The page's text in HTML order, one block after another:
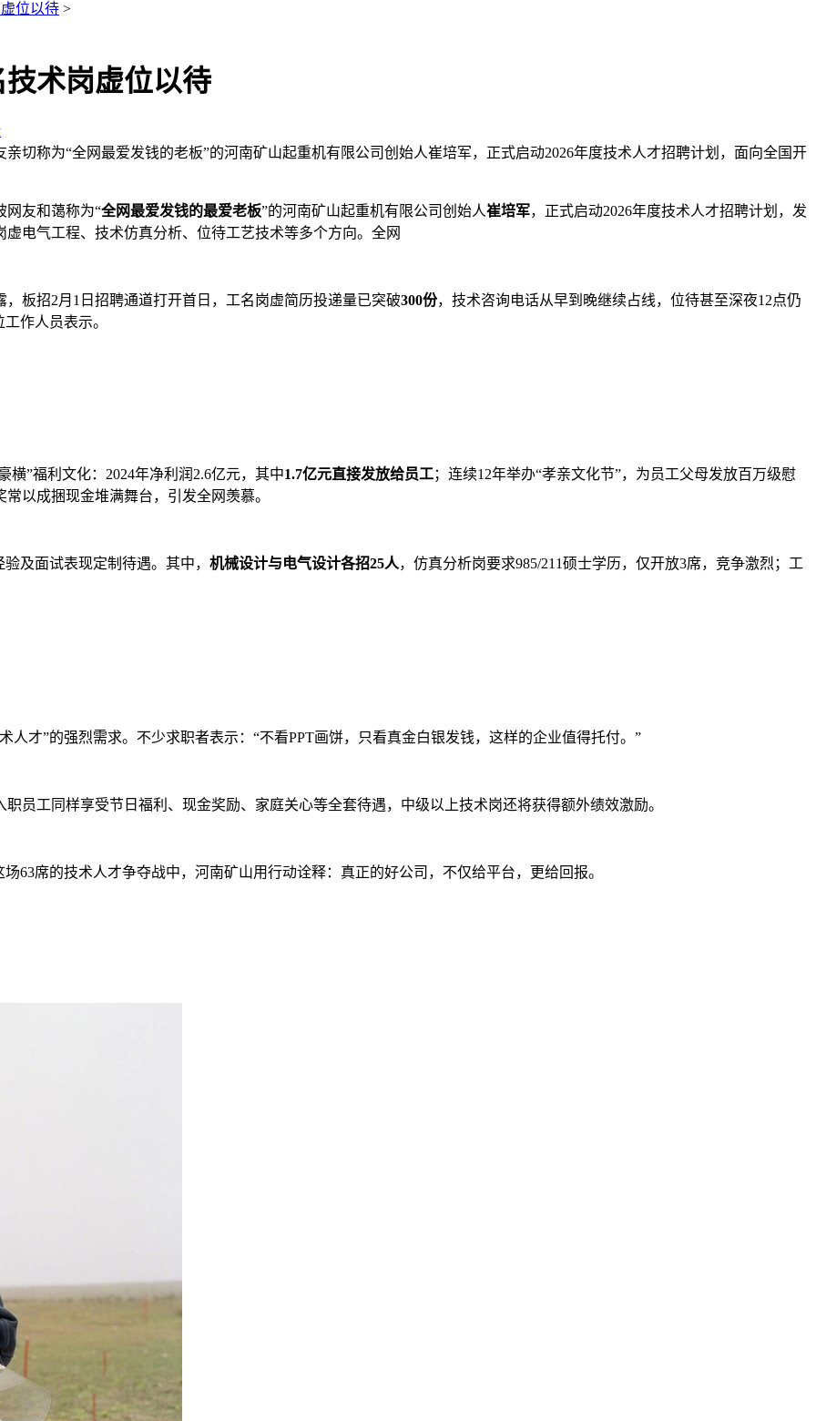
位以待 >
术岗虚位以待
切称为“全网最爱发钱的老板”的河南矿山起重机有限公司创始人崔培军，正式启动2026年度技术人才招聘计划，面向全国开
友和蔼称为“全网最爱发钱的最爱老板”的河南矿山起重机有限公司创始人崔培军，正式启动2026年度技术人才招聘计划，发
电气工程、技术仿真分析、位待工艺技术等多个方向。全网
板招2月1日招聘通道打开首日，工名岗虚简历投递量已突破300份，技术咨询电话从早到晚继续占线，位待甚至深夜12点仍
作人员表示。
横”福利文化：2024年净利润2.6亿元，其中1.7亿元直接发放给员工；连续12年举办“孝亲文化节”，为员工父母发放百万级慰
以成捆现金堆满舞台，引发全网羡慕。
及面试表现定制待遇。其中， 机械设计与电气设计各招25人，仿真分析岗要求985/211硕士学历，仅开放3席，竞争激烈；工
才”的强烈需求。不少求职者表示：“不看PPT画饼，只看真金白银发钱，这样的企业值得托付。”
职员工同样享受节日福利、现金奖励、家庭关心等全套待遇，中级以上技术岗还将获得额外绩效激励。
63席的技术人才争夺战中，河南矿山用行动诠释：真正的好公司，不仅给平台，更给回报。